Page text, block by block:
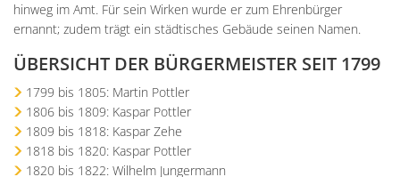
hinweg im Amt. Für sein Wirken wurde er zum Ehrenbürger
ernannt; zudem trägt ein städtisches Gebäude seinen Namen.
ÜBERSICHT DER BÜRGERMEISTER SEIT 1799
1799 bis 1805: Martin Pottler
1806 bis 1809: Kaspar Pottler
1809 bis 1818: Kaspar Zehe
1818 bis 1820: Kaspar Pottler
1820 bis 1822: Wilhelm Jungermann